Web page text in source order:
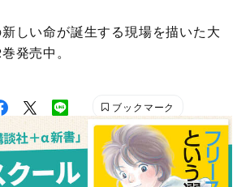
しい命が誕生する現場を描いた大
発売中。
ブックマーク